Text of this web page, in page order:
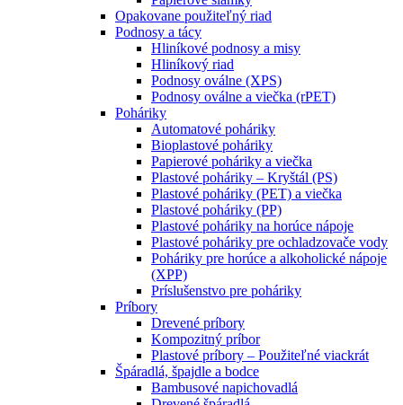
Opakovane použiteľný riad
Podnosy a tácy
Hliníkové podnosy a misy
Hliníkový riad
Podnosy oválne (XPS)
Podnosy oválne a viečka (rPET)
Poháriky
Automatové poháriky
Bioplastové poháriky
Papierové poháriky a viečka
Plastové poháriky – Kryštál (PS)
Plastové poháriky (PET) a viečka
Plastové poháriky (PP)
Plastové poháriky na horúce nápoje
Plastové poháriky pre ochladzovače vody
Poháriky pre horúce a alkoholické nápoje
(XPP)
Príslušenstvo pre poháriky
Príbory
Drevené príbory
Kompozitný príbor
Plastové príbory – Použiteľné viackrát
Špáradlá, špajdle a bodce
Bambusové napichovadlá